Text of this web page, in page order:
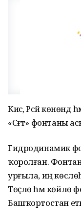
Кисә, Рәсәй
«Сәғәт» фонтаны
Гидродинамик
ҡоролған.
урғыла, иң
Төҫлө һәм көйлө
Башҡортостан